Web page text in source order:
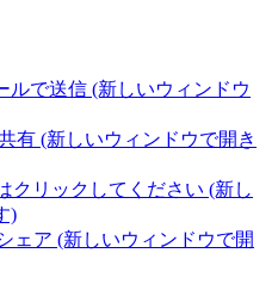
ルで送信 (新しいウィンドウ
有 (新しいウィンドウで開き
クリックしてください (新し
)
ェア (新しいウィンドウで開